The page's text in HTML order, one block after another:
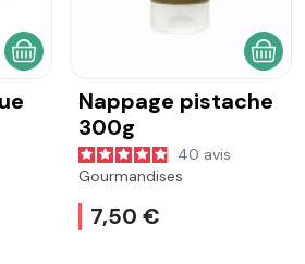
AJOUTER AU PANIER
Nappage pistache
300g
40 avis
Gourmandises
7,50 €